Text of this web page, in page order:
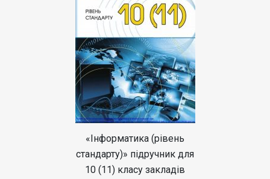
«Інформатика (рівень
стандарту)» підручник для
10 (11) класу закладів